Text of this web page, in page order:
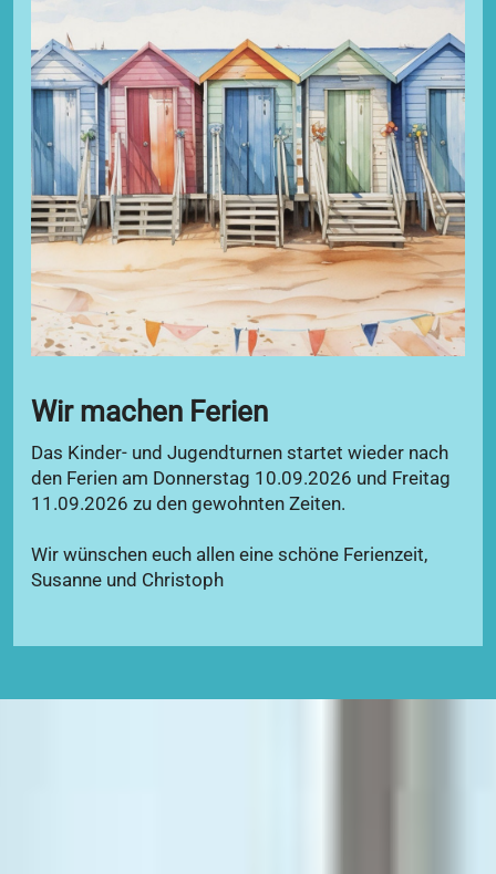
Wir machen Ferien
Das Kinder- und Jugendturnen startet wieder nach
den Ferien am Donnerstag 10.09.2026 und Freitag
11.09.2026 zu den gewohnten Zeiten.
Wir wünschen euch allen eine schöne Ferienzeit,
Susanne und Christoph